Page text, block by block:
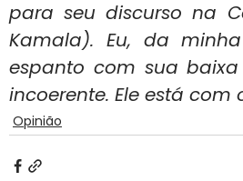
para seu discurso na
Kamala). Eu, da
espanto com sua
incoerente. Ele está
Opinião